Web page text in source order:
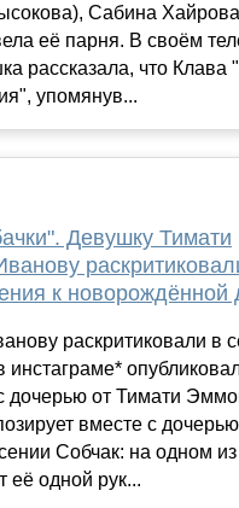
Сабина Хайрова
её парня. В своём
рассказала, что Клава
упомянув...
Девушку Тимати
к новорождённой
раскритиковали в
инстаграме*
дочерью от Тимати
вместе с
Собчак: на одном
её одной рук...